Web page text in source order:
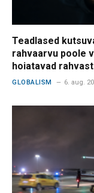
Teadlased
rahvaarvu poole
hoiatavad
GLOBALISM 6. aug.